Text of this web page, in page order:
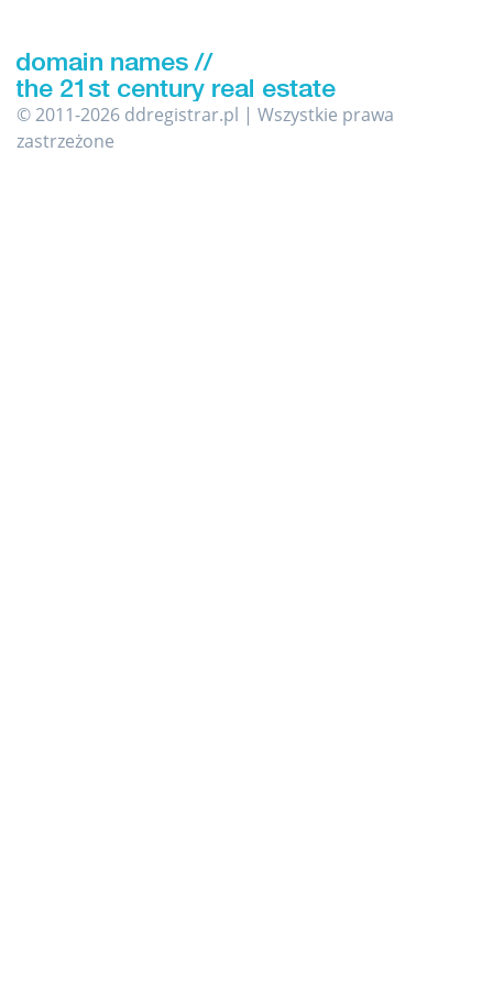
© 2011-2026 ddregistrar.pl | Wszystkie prawa
zastrzeżone